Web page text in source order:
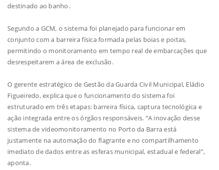
destinado ao banho.
Segundo a GCM, o sistema foi planejado para funcionar em
conjunto com a barreira física formada pelas boias e poitas,
permitindo o monitoramento em tempo real de embarcações que
desrespeitarem a área de exclusão.
O gerente estratégico de Gestão da Guarda Civil Municipal, Eládio
Figueiredo, explica que o funcionamento do sistema foi
estruturado em três etapas: barreira física, captura tecnológica e
ação integrada entre os órgãos responsáveis. “A inovação desse
sistema de videomonitoramento no Porto da Barra está
justamente na automação do flagrante e no compartilhamento
imediato de dados entre as esferas municipal, estadual e federal”,
aponta.